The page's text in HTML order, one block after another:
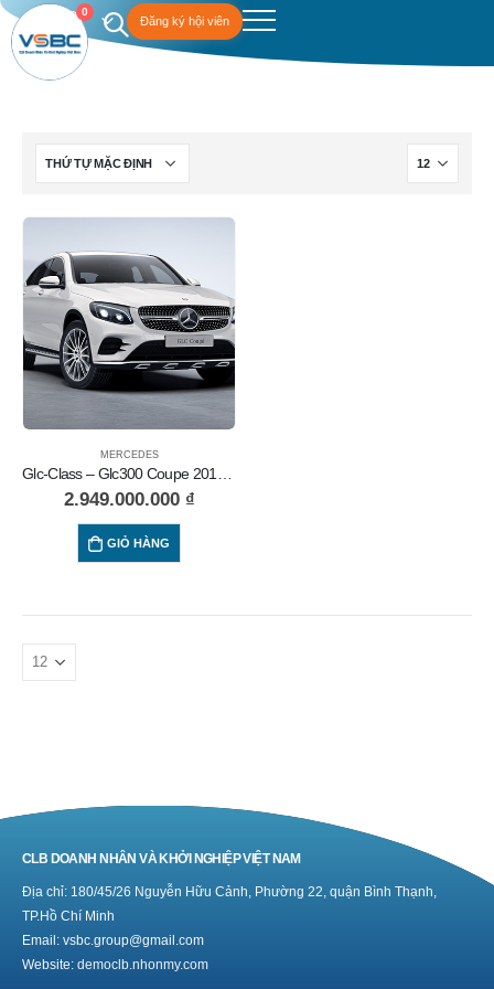
0
Đăng ký hội viên
MERCEDES
2.949.000.000 ₫
GIỎ HÀNG
CLB DOANH NHÂN VÀ KHỞI NGHIỆP VIỆT NAM
Địa chỉ: 180/45/26 Nguyễn Hữu Cảnh, Phường 22, quận Bình Thạnh,
TP.Hồ Chí Minh
Email: vsbc.group@gmail.com
Website: democlb.nhonmy.com